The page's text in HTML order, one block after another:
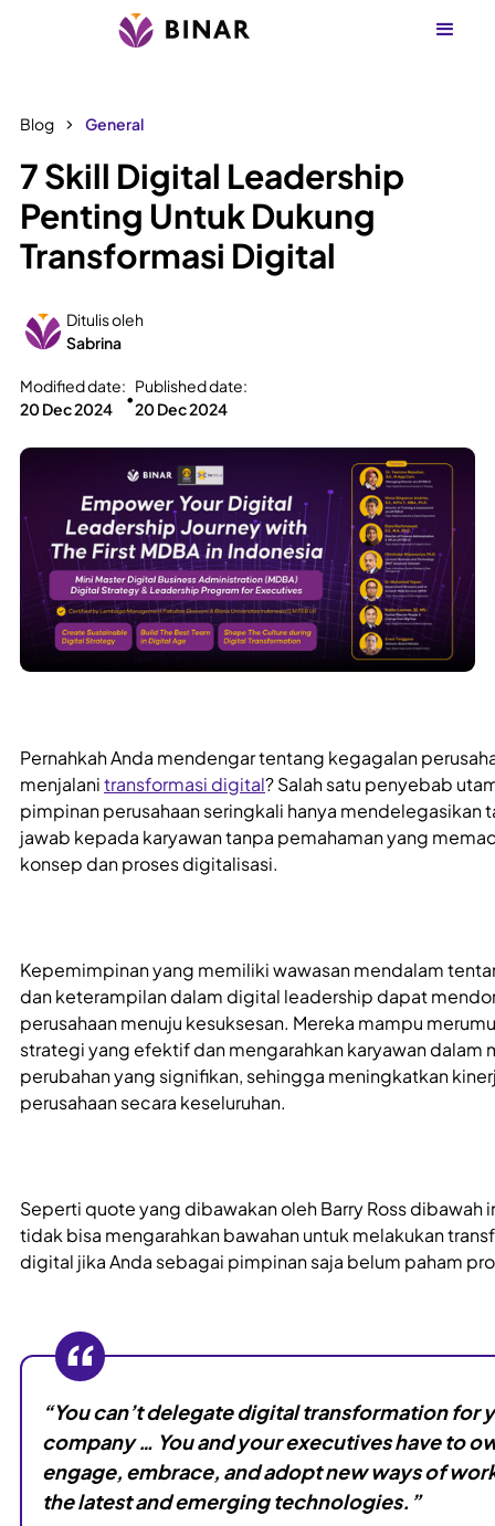
Blog General
7 Skill Digital Leadership
Penting Untuk Dukung
Transformasi Digital
Ditulis oleh
Sabrina
Modified date:
20 Dec 2024
•
Published date:
20 Dec 2024
Pernahkah Anda mendengar tentang kegagalan
menjalanitransformasi digital? Salah satu penyebab
pimpinan perusahaan seringkali hanya mendelegasikan
jawab kepada karyawan tanpa pemahaman yang
konsep dan proses digitalisasi.
Kepemimpinan yang memiliki wawasan mendalam
dan keterampilan dalam digital leadership dapat
perusahaan menuju kesuksesan. Mereka mampu
strategi yang efektif dan mengarahkan karyawan dalam
perubahan yang signifikan, sehingga meningkatkan
perusahaan secara keseluruhan.
Seperti quote yang dibawakan oleh Barry Ross dibawah
tidak bisa mengarahkan bawahan untuk melakukan
digital jika Anda sebagai pimpinan saja belum paham
“You can’t delegate digital transformation for
company … You and your executives have to
engage, embrace, and adopt new ways of
the latest and emerging technologies.”